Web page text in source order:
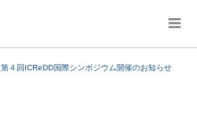
第４回ICReDD国際シンポジウム開催のお知らせ